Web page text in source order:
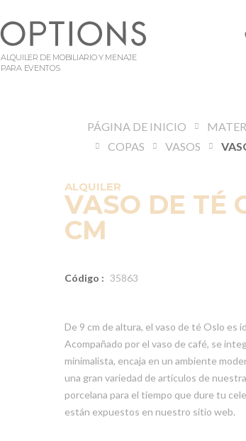
ALQUILER DE MOBILIARIO Y MENAJE
PARA EVENTOS
PÁGINA DE INICIO
COPAS
VASOS
ALQUILER
VASO DE TÉ
CM
Código : 35863
De 9 cm de altura, el vaso de té Oslo es
Acompañado por el vaso de café, se
minimalista, encaja en un ambiente
una gran variedad de artículos de
porcelana para el tiempo que dure tu
están expuestos en nuestro sitio web.